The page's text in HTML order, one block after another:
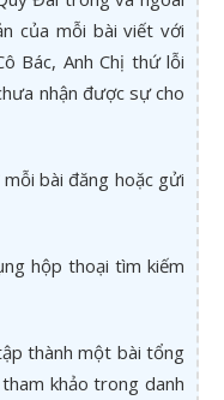
của mỗi bài viết với
Bác, Anh Chị thứ lỗi
nhận được sự cho
bài đăng hoặc gửi
hộp thoại tìm kiếm
thành một bài tổng
khảo trong danh